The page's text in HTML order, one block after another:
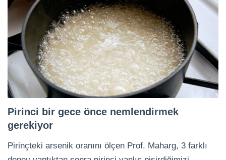
Pirinci bir gece önce nemlendirmek
gerekiyor
Pirinçteki arsenik oranını ölçen Prof. Maharg, 3 farklı